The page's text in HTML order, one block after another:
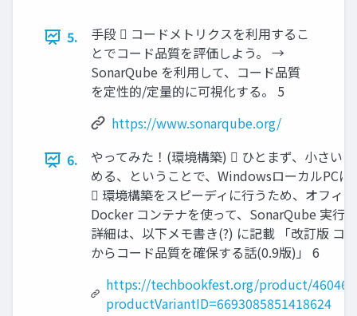
5.
手段  コードメトリクスを利用するこ
とでコード品質を評価しよう。 →
SonarQube を利用して、コード品質
を定性的/定量的に可視化する。 5
https://www.sonarqube.org/
6.
やってみた！(環境構築)  ひとまず、小さい
める、ということで、WindowsローカルPCに
 環境構築をスピーディに行うため、オフィ
Docker コンテナを使って、SonarQube 実行
詳細は、以下メモ書き(?) に記載 「改訂版 コ
からコード品質を確保する話(0.9版)」 6
https://techbookfest.org/product/
productVariantID=6693085851418624